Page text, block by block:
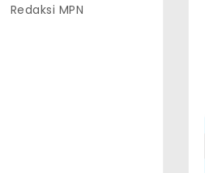
Redaksi MPN